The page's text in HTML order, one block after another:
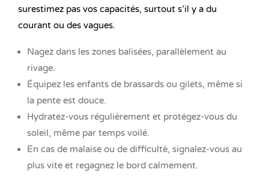
surestimez pas vos capacités, surtout s’il y a du
courant ou des vagues.
Nagez dans les zones balisées, parallèlement au
rivage.
Équipez les enfants de brassards ou gilets, même si
la pente est douce.
Hydratez-vous régulièrement et protégez-vous du
soleil, même par temps voilé.
En cas de malaise ou de difficulté, signalez-vous au
plus vite et regagnez le bord calmement.